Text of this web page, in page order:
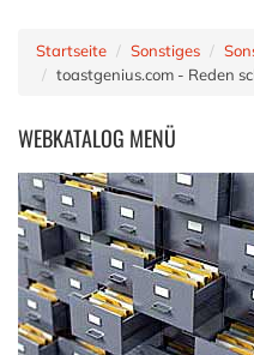
Startseite Sonstiges
toastgenius.com - Reden
WEBKATALOG MENÜ